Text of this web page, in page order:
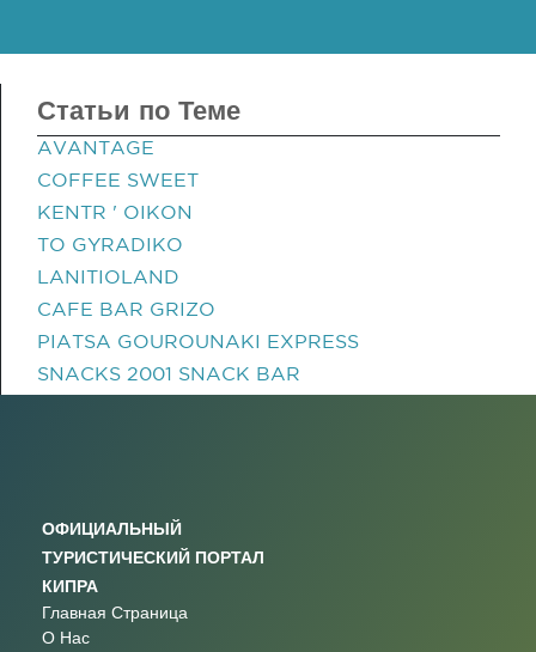
Статьи по Теме
AVANTAGE
COFFEE SWEET
KENTR ' OIKON
TO GYRADIKO
LANITIOLAND
CAFE BAR GRIZO
PIATSA GOUROUNAKI EXPRESS
SNACKS 2001 SNACK BAR
ОФИЦИАЛЬНЫЙ
ТУРИСТИЧЕСКИЙ ПОРТАЛ
КИПРА
Главная Страница
О Нас